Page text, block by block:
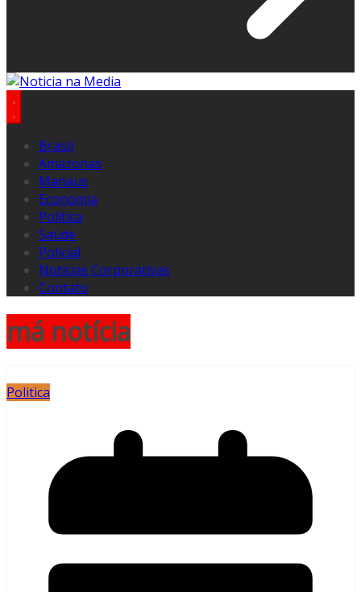
Brasil
Amazonas
Manaus
Economia
Politica
Saúde
Policial
Notícias Corporativas
Contato
má notícia
Politica